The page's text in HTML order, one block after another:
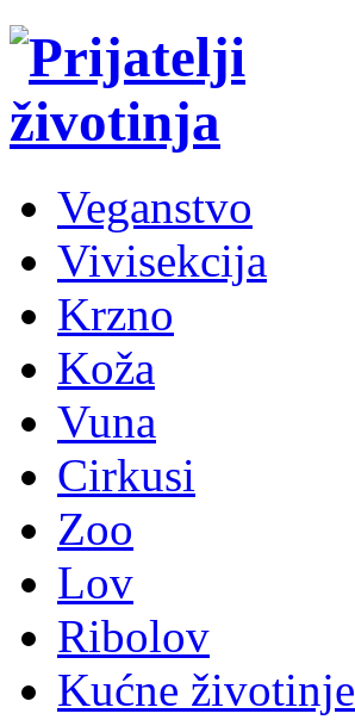
Veganstvo
Vivisekcija
Krzno
Koža
Vuna
Cirkusi
Zoo
Lov
Ribolov
Kućne životinje